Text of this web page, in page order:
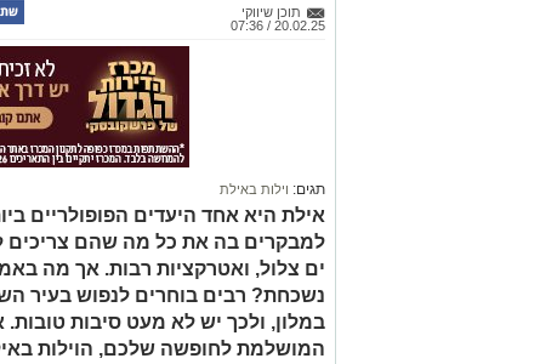
תוכן שיווקי
20.02.25 / 07:36
תגים: וילות באילת
אילת היא אחד היעדים הפופולריים
למבקרים בה את כל מה שהם צריכים
ים צלול, ואטרקציות רבות. אך מה
נשכחת? רבים בוחרים לנפוש בעיר
במלון, ולכך יש לא מעט סיבות
המושלמת לחופשה שלכם, הוילות